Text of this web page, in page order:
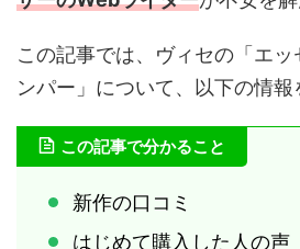
この記事では、ヴィセの「エッ
ンパー」について、以下の情報
この記事で分かること
新作の口コミ
はじめて購入した人の声